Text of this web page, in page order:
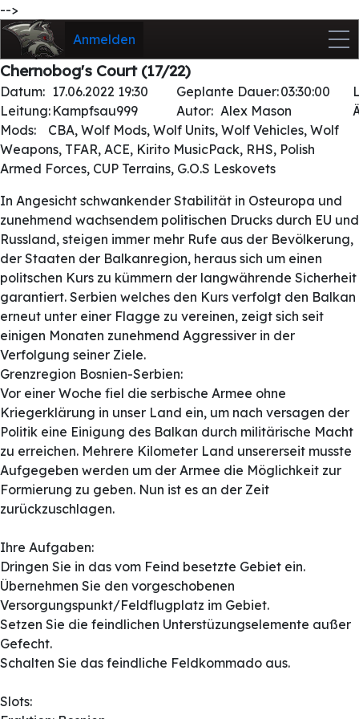
-->
Anmelden
Chernobog's Court (17/22)
Datum: 17.06.2022 19:30 Geplante Dauer:03:30:00
Leitung: Kampfsau999 Autor: Alex Mason
Mods:
CBA, Wolf Mods, Wolf Units, Wolf Vehicles, Wolf
Weapons, TFAR, ACE, Kirito MusicPack, RHS, Polish
Armed Forces, CUP Terrains, G.O.S Leskovets
In Angesicht schwankender Stabilität in Osteuropa und
zunehmend wachsendem politischen Drucks durch EU und
Russland, steigen immer mehr Rufe aus der Bevölkerung,
der Staaten der Balkanregion, heraus sich um einen
politschen Kurs zu kümmern der langwährende Sicherheit
garantiert. Serbien welches den Kurs verfolgt den Balkan
erneut unter einer Flagge zu vereinen, zeigt sich seit
einigen Monaten zunehmend Aggressiver in der
Verfolgung seiner Ziele.
Grenzregion Bosnien-Serbien:
Vor einer Woche fiel die serbische Armee ohne
Kriegerklärung in unser Land ein, um nach versagen der
Politik eine Einigung des Balkan durch militärische Macht
zu erreichen. Mehrere Kilometer Land unsererseit musste
Aufgegeben werden um der Armee die Möglichkeit zur
Formierung zu geben. Nun ist es an der Zeit
zurückzuschlagen.
Ihre Aufgaben:
Dringen Sie in das vom Feind besetzte Gebiet ein.
Übernehmen Sie den vorgeschobenen
Versorgungspunkt/Feldflugplatz im Gebiet.
Setzen Sie die feindlichen Unterstüzungselemente außer
Gefecht.
Schalten Sie das feindliche Feldkommado aus.
Slots: